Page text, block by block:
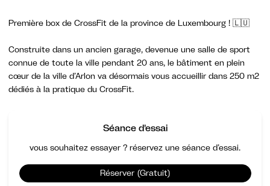
Première box de CrossFit de la province de Luxembourg ! 🇱🇺
Construite dans un ancien garage, devenue une salle de sport
connue de toute la ville pendant 20 ans, le bâtiment en plein
cœur de la ville d’Arlon va désormais vous accueillir dans 250 m2
dédiés à la pratique du CrossFit.
Séance d'essai
vous souhaitez essayer ? réservez une séance d’essai.
Réserver (Gratuit)